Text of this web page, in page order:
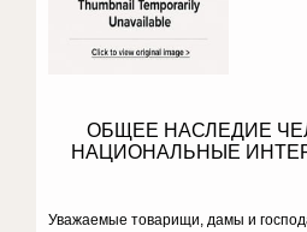
ОБЩЕЕ НАСЛЕДИЕ
НАЦИОНАЛЬНЫЕ
Уважаемые товарищи, дамы и